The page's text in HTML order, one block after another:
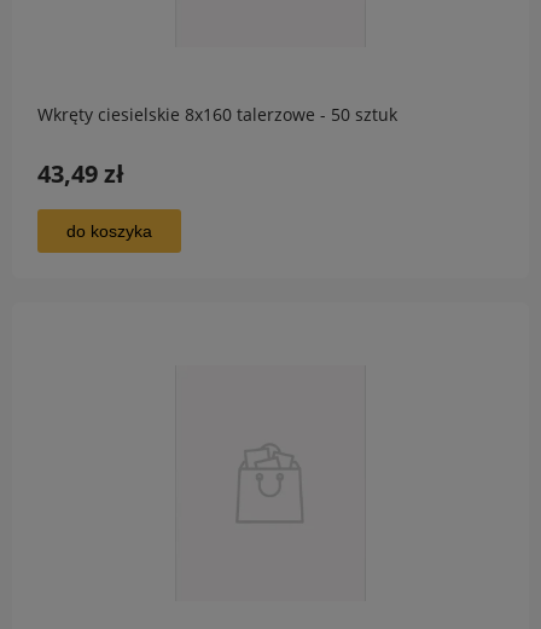
Wkręty ciesielskie 8x160 talerzowe - 50 sztuk
43,49 zł
do koszyka